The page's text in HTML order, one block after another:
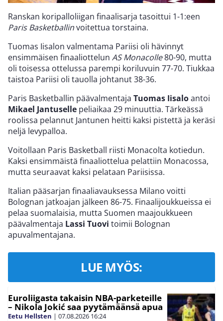
Ranskan koripalloliigan finaalisarja tasoittui 1-1:een
Paris Basketballinvoitettua torstaina.
Tuomas Iisalon valmentama Pariisi oli hävinnyt
ensimmäisen finaaliottelun AS Monacolle80-90, mutta
oli toisessa ottelussa parempi koriluvuin 77-70. Tiukkaa
taistoa Pariisi oli tauolla johtanut 38-36.
Paris Basketballin päävalmentaja Tuomas Iisaloantoi
Mikael Jantuselle peliaikaa 29 minuuttia. Tärkeässä
roolissa pelannut Jantunen heitti kaksi pistettä ja keräsi
neljä levypalloa.
Voitollaan Paris Basketball riisti Monacolta kotiedun.
Kaksi ensimmäistä finaaliottelua pelattiin Monacossa,
mutta seuraavat kaksi pelataan Pariisissa.
Italian pääsarjan finaaliavauksessa Milano voitti
Bolognan jatkoajan jälkeen 86-75. Finaalijoukkueissa ei
pelaa suomalaisia, mutta Suomen maajoukkueen
päävalmentaja Lassi Tuovi toimii Bolognan
apuvalmentajana.
LUE MYÖS:
Euroliigasta takaisin NBA-parketeille
– Nikola Jokić saa pyytämäänsä apua
Eetu Hellsten | 07.08.2026 16:24